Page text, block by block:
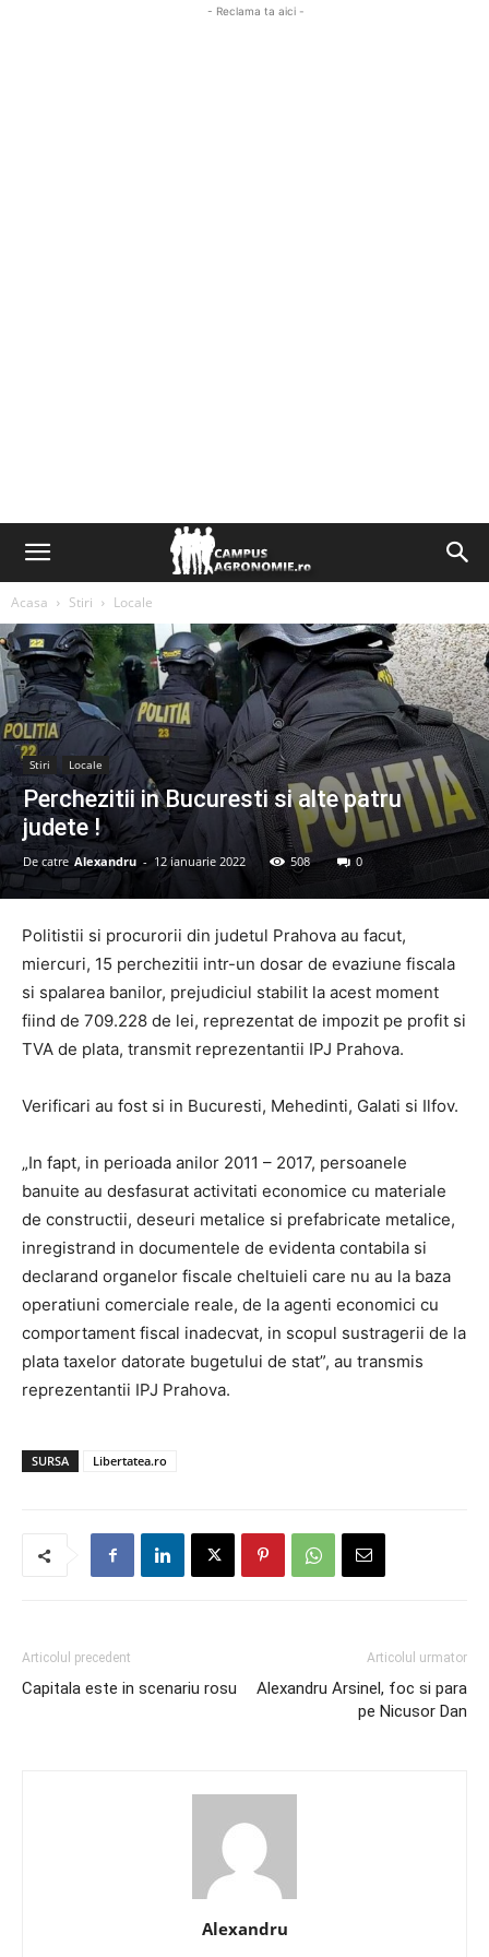
- Reclama ta aici -
Acasa Stiri Locale
Stiri Locale
Perchezitii in Bucuresti si alte patru
judete !
De catre Alexandru - 12 ianuarie 2022 508 0
Politistii si procurorii din judetul Prahova au facut,
miercuri, 15 perchezitii intr-un dosar de evaziune fiscala
si spalarea banilor, prejudiciul stabilit la acest moment
fiind de 709.228 de lei, reprezentat de impozit pe profit si
TVA de plata, transmit reprezentantii IPJ Prahova.
Verificari au fost si in Bucuresti, Mehedinti, Galati si Ilfov.
„In fapt, in perioada anilor 2011 – 2017, persoanele
banuite au desfasurat activitati economice cu materiale
de constructii, deseuri metalice si prefabricate metalice,
inregistrand in documentele de evidenta contabila si
declarand organelor fiscale cheltuieli care nu au la baza
operatiuni comerciale reale, de la agenti economici cu
comportament fiscal inadecvat, in scopul sustragerii de la
plata taxelor datorate bugetului de stat”, au transmis
reprezentantii IPJ Prahova.
SURSA Libertatea.ro
Articolul precedent
Capitala este in scenariu rosu
Articolul urmator
Alexandru Arsinel, foc si para
pe Nicusor Dan
Alexandru